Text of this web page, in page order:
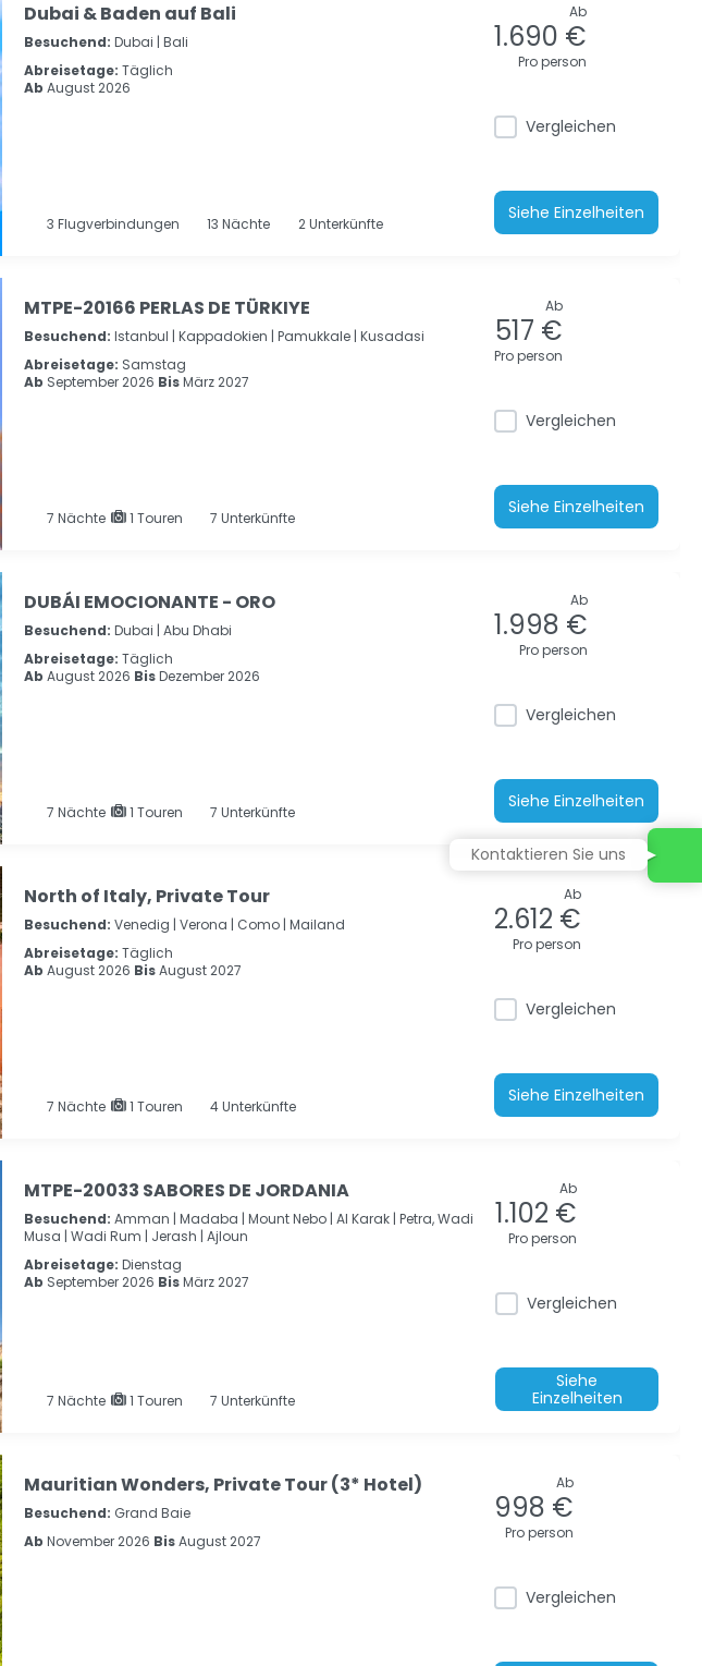
Dubai & Baden auf Bali
Besuchend: Dubai | Bali
Abreisetage: Täglich
Ab August 2026
3 Flugverbindungen 13 Nächte 2 Unterkünfte
Ab
1.690 €
Pro person
Vergleichen
Siehe Einzelheiten
MTPE-20166 PERLAS DE TÜRKIYE
Besuchend: Istanbul | Kappadokien | Pamukkale | Kusadasi
Abreisetage: Samstag
Ab September 2026 BisMärz 2027
7 Nächte 1 Touren 7 Unterkünfte
Ab
517 €
Pro person
Vergleichen
Siehe Einzelheiten
DUBÁI EMOCIONANTE - ORO
Besuchend: Dubai | Abu Dhabi
Abreisetage: Täglich
Ab August 2026 BisDezember 2026
7 Nächte 1 Touren 7 Unterkünfte
Ab
1.998 €
Pro person
Vergleichen
Siehe Einzelheiten
North of Italy, Private Tour
Besuchend: Venedig | Verona | Como | Mailand
Abreisetage: Täglich
Ab August 2026 BisAugust 2027
7 Nächte 1 Touren 4 Unterkünfte
Ab
2.612 €
Pro person
Vergleichen
Siehe Einzelheiten
MTPE-20033 SABORES DE JORDANIA
Besuchend: Amman | Madaba | Mount Nebo | Al Karak | Petra, Wadi
Musa | Wadi Rum | Jerash | Ajloun
Abreisetage: Dienstag
Ab September 2026 BisMärz 2027
7 Nächte 1 Touren 7 Unterkünfte
Ab
1.102 €
Pro person
Vergleichen
Siehe
Einzelheiten
Mauritian Wonders, Private Tour (3* Hotel)
Besuchend: Grand Baie
Ab November 2026 BisAugust 2027
Ab
998 €
Pro person
Vergleichen
Kontaktieren Sie uns